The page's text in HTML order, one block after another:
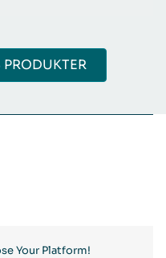
Your Platform!